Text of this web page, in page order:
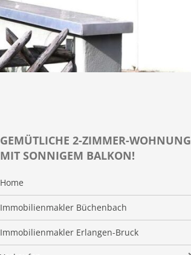
GEMÜTLICHE 2-ZIMMER-WOHNUNG
MIT SONNIGEM BALKON!
Home
Immobilienmakler Büchenbach
Immobilienmakler Erlangen-Bruck